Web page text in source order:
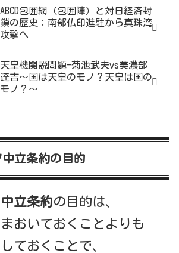
ABCD包囲網（包囲陣）と対日経済封
鎖の歴史：南部仏印進駐から真珠湾
攻撃へ
天皇機関説問題-菊池武夫vs美濃部
達吉～国は天皇のモノ？天皇は国の
モノ？～
立条約の目的
中立条約の目的は、
おいておくことよりも
ておくことで、